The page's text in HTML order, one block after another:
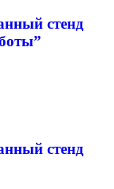
стенд
стенд